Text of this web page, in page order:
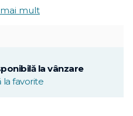
mult
la vânzare
la favorite